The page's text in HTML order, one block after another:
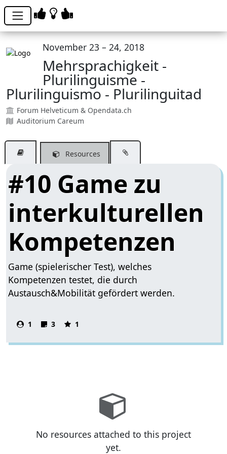
November 23 – 24, 2018
Mehrsprachigkeit -
Plurilinguisme -
Plurilinguismo - Plurilinguitad
Forum Helveticum & Opendata.ch
Auditorium Careum
Resources
#10 Game zu
interkulturellen
Kompetenzen
Game (spielerischer Test), welches
Kompetenzen testet, die durch
Austausch&Mobilität gefördert werden.
1 3 1
No resources attached to this project
yet.